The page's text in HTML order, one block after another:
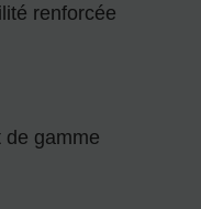
renforcée
de gamme